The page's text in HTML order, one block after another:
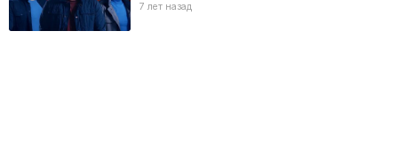
7 лет назад